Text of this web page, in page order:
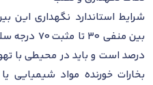
شرایط استاندارد نگهداری
درصد است و باید در محیطی با
بخارات خورنده مواد شیمیایی